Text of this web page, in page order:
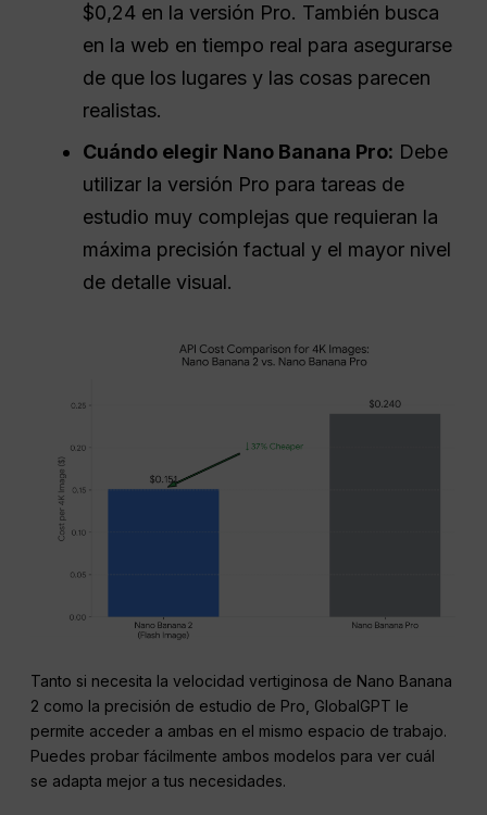
$0,24 en la versión Pro. También busca
en la web en tiempo real para asegurarse
de que los lugares y las cosas parecen
realistas.
Cuándo elegir Nano Banana Pro: Debe
utilizar la versión Pro para tareas de
estudio muy complejas que requieran la
máxima precisión factual y el mayor nivel
de detalle visual.
Tanto si necesita la velocidad vertiginosa de Nano Banana
2 como la precisión de estudio de Pro, GlobalGPT le
permite acceder a ambas en el mismo espacio de trabajo.
Puedes probar fácilmente ambos modelos para ver cuál
se adapta mejor a tus necesidades.